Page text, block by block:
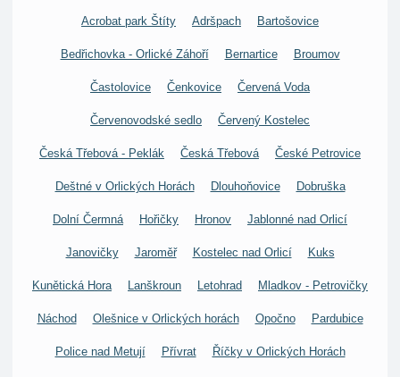
Acrobat park Štíty Adršpach Bartošovice
Bedřichovka - Orlické Záhoří Bernartice Broumov
Častolovice Čenkovice Červená Voda
Červenovodské sedlo Červený Kostelec
Česká Třebová - Peklák Česká Třebová České Petrovice
Deštné v Orlických Horách Dlouhoňovice Dobruška
Dolní Čermná Hořičky Hronov Jablonné nad Orlicí
Janovičky Jaroměř Kostelec nad Orlicí Kuks
Kunětická Hora Lanškroun Letohrad Mladkov - Petrovičky
Náchod Olešnice v Orlických horách Opočno Pardubice
Police nad Metují Přívrat Říčky v Orlických Horách